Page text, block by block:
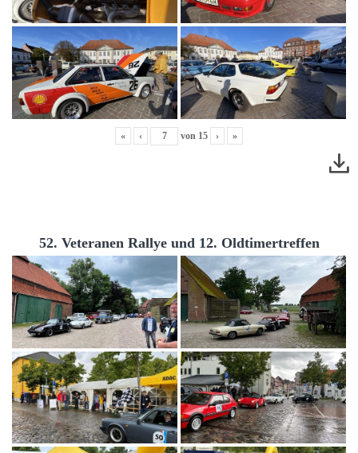
« ‹ von 15 › »
52. Veteranen Rallye und 12. Oldtimertreffen